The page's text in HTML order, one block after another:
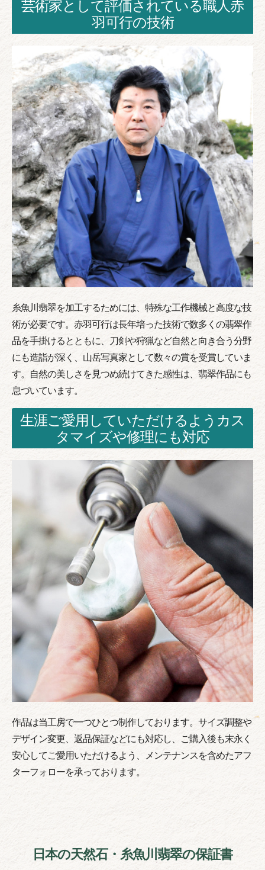
芸術家として評価されている職人赤
羽可行の技術
糸魚川翡翠を加工するためには、特殊な工作機械と高度な技
術が必要です。赤羽可行は長年培った技術で数多くの翡翠作
品を手掛けるとともに、刀剣や狩猟など自然と向き合う分野
にも造詣が深く、山岳写真家として数々の賞を受賞していま
す。自然の美しさを見つめ続けてきた感性は、翡翠作品にも
息づいています。
生涯ご愛用していただけるようカス
タマイズや修理にも対応
作品は当工房で一つひとつ制作しております。サイズ調整や
デザイン変更、返品保証などにも対応し、ご購入後も末永く
安心してご愛用いただけるよう、メンテナンスを含めたアフ
ターフォローを承っております。
日本の天然石・糸魚川翡翠の保証書